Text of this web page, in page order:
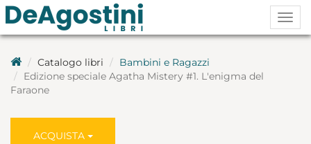
Catalogo libri
Bambini e Ragazzi
Edizione speciale Agatha Mistery #1. L'enigma del
Faraone
ACQUISTA